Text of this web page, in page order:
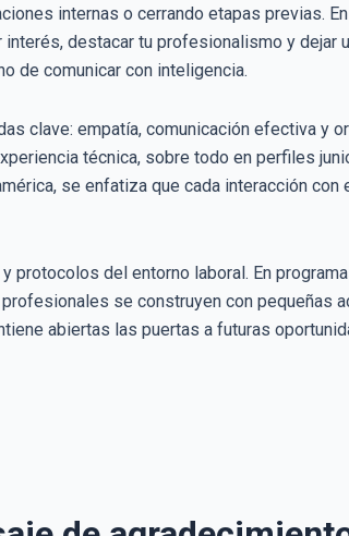
internas o cerrando etapas previas.
destacar tu profesionalismo y dejar
de comunicar con inteligencia.
clave: empatía, comunicación efectiva y
técnica, sobre todo en perfiles
se enfatiza que cada interacción
protocolos del entorno laboral. En
se construyen con pequeñas
abiertas las puertas a futuras